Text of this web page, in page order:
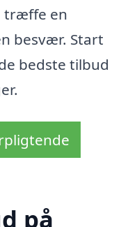
træffe en
besvær. Start
bedste tilbud
på